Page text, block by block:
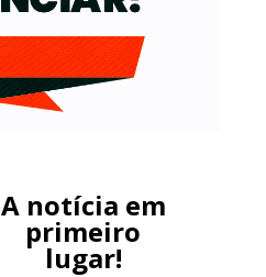
A notícia em
primeiro
lugar!